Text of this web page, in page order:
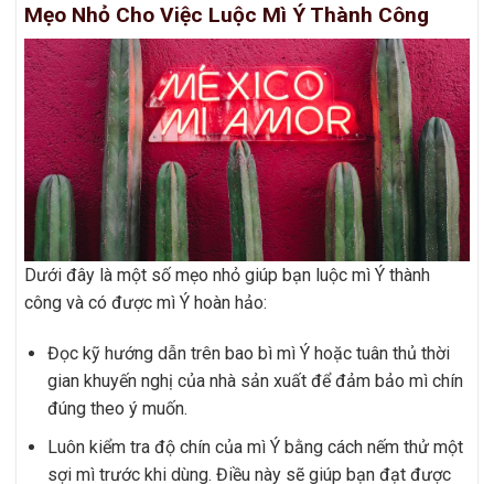
Mẹo Nhỏ Cho Việc Luộc Mì Ý Thành Công
Dưới đây là một số mẹo nhỏ giúp bạn luộc mì Ý thành
công và có được mì Ý hoàn hảo:
Đọc kỹ hướng dẫn trên bao bì mì Ý hoặc tuân thủ thời
gian khuyến nghị của nhà sản xuất để đảm bảo mì chín
đúng theo ý muốn.
Luôn kiểm tra độ chín của mì Ý bằng cách nếm thử một
sợi mì trước khi dùng. Điều này sẽ giúp bạn đạt được